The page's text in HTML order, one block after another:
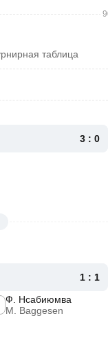
таблица
3 : 0
1 : 1
Ф. Нсабиюмва
M. Baggesen